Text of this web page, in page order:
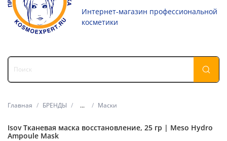
Интернет-магазин профессиональной
косметики
Главная БРЕНДЫ ... Маски
Isov Тканевая маска восстановление, 25 гр | Meso Hydro
Ampoule Mask